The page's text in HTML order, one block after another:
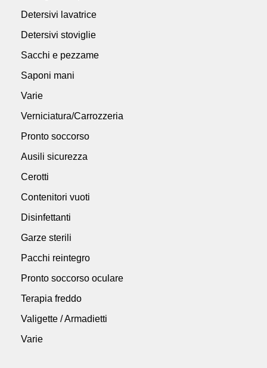
Detersivi lavatrice
Detersivi stoviglie
Sacchi e pezzame
Saponi mani
Varie
Verniciatura/Carrozzeria
Pronto soccorso
Ausili sicurezza
Cerotti
Contenitori vuoti
Disinfettanti
Garze sterili
Pacchi reintegro
Pronto soccorso oculare
Terapia freddo
Valigette / Armadietti
Varie